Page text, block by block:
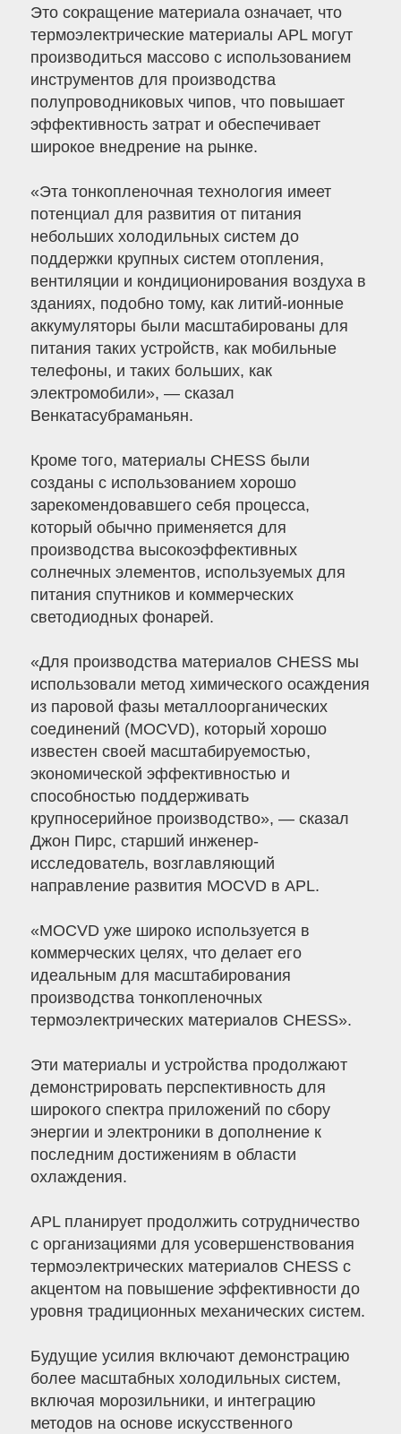
Это сокращение материала означает, что
термоэлектрические материалы APL могут
производиться массово с использованием
инструментов для производства
полупроводниковых чипов, что повышает
эффективность затрат и обеспечивает
широкое внедрение на рынке.
«Эта тонкопленочная технология имеет
потенциал для развития от питания
небольших холодильных систем до
поддержки крупных систем отопления,
вентиляции и кондиционирования воздуха в
зданиях, подобно тому, как литий-ионные
аккумуляторы были масштабированы для
питания таких устройств, как мобильные
телефоны, и таких больших, как
электромобили», — сказал
Венкатасубраманьян.
Кроме того, материалы CHESS были
созданы с использованием хорошо
зарекомендовавшего себя процесса,
который обычно применяется для
производства высокоэффективных
солнечных элементов, используемых для
питания спутников и коммерческих
светодиодных фонарей.
«Для производства материалов CHESS мы
использовали метод химического осаждения
из паровой фазы металлоорганических
соединений (MOCVD), который хорошо
известен своей масштабируемостью,
экономической эффективностью и
способностью поддерживать
крупносерийное производство», — сказал
Джон Пирс, старший инженер-
исследователь, возглавляющий
направление развития MOCVD в APL.
«MOCVD уже широко используется в
коммерческих целях, что делает его
идеальным для масштабирования
производства тонкопленочных
термоэлектрических материалов CHESS».
Эти материалы и устройства продолжают
демонстрировать перспективность для
широкого спектра приложений по сбору
энергии и электроники в дополнение к
последним достижениям в области
охлаждения.
APL планирует продолжить сотрудничество
с организациями для усовершенствования
термоэлектрических материалов CHESS с
акцентом на повышение эффективности до
уровня традиционных механических систем.
Будущие усилия включают демонстрацию
более масштабных холодильных систем,
включая морозильники, и интеграцию
методов на основе искусственного